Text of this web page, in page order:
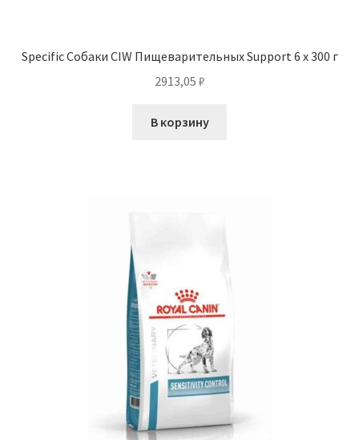
Specific Собаки CIW Пищеварительных Support 6 x 300 г
2913,05 ₽
В корзину